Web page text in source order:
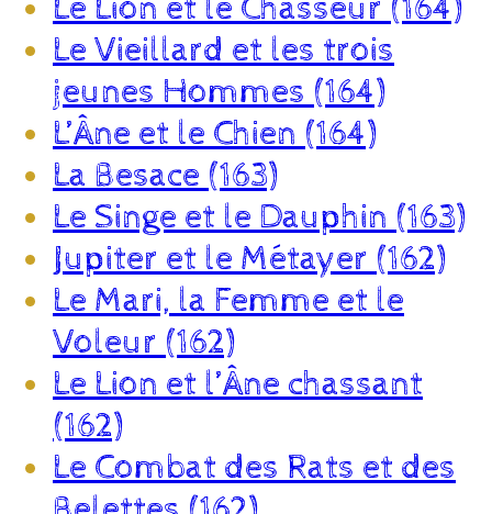
Le Vieillard et les trois
jeunes Hommes (164)
L’Âne et le Chien (164)
La Besace (163)
Le Singe et le Dauphin (163)
Jupiter et le Métayer (162)
Le Mari, la Femme et le
Voleur (162)
Le Lion et l’Âne chassant
(162)
Le Combat des Rats et des